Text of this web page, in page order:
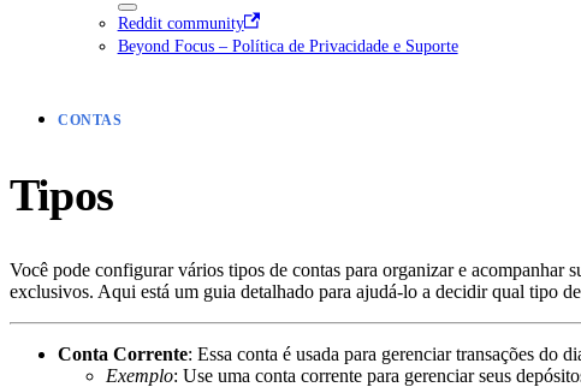
Reddit community
Beyond Focus – Política de Privacidade e Suporte
CONTAS
Tipos
Você pode configurar vários tipos de contas para organizar e acompanhar
exclusivos. Aqui está um guia detalhado para ajudá-lo a decidir qual tipo
Conta Corrente: Essa conta é usada para gerenciar transações do
Exemplo: Use uma conta corrente para gerenciar seus